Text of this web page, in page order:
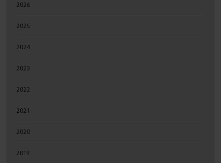
2026
2025
2024
2023
2022
2021
2020
2019